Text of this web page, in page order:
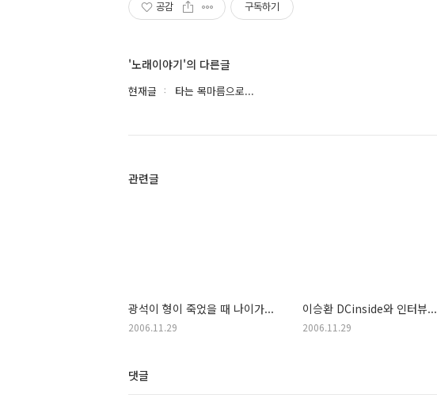
공감 구독하기
'노래이야기'의 다른글
현재글 타는 목마름으로...
관련글
광석이 형이 죽었을 때 나이가...
2006.11.29
이승환 DCinside와 인터뷰...
2006.11.29
댓글